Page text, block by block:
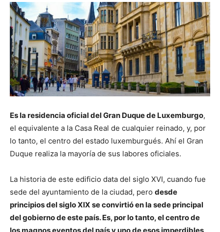
Es la residencia oficial del Gran Duque de Luxemburgo,
el equivalente a la Casa Real de cualquier reinado, y, por
lo tanto, el centro del estado luxemburgués. Ahí el Gran
Duque realiza la mayoría de sus labores oficiales.
La historia de este edificio data del siglo XVI, cuando fue
sede del ayuntamiento de la ciudad, pero desde
principios del siglo XIX se convirtió en la sede principal
del gobierno de este país. Es, por lo tanto, el centro de